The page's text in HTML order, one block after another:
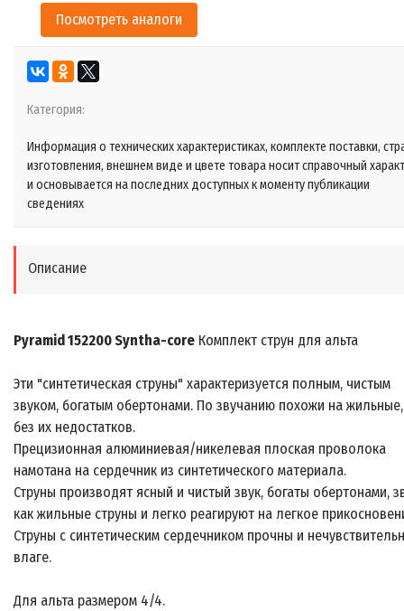
Посмотреть аналоги
Категория:
Информация о технических характеристиках, комплекте поставки,
изготовления, внешнем виде и цвете товара носит справочный
и основывается на последних доступных к моменту публикации
сведениях
Описание
Pyramid 152200 Syntha-core Комплект струн для альта
Эти "синтетическая струны" характеризуется полным, чистым
звуком, богатым обертонами. По звучанию похожи на
без их недостатков.
Прецизионная алюминиевая/никелевая плоская проволока
намотана на сердечник из синтетического материала.
Струны производят ясный и чистый звук, богаты обертонами,
как жильные струны и легко реагируют на легкое
Струны с синтетическим сердечником прочны и
влаге.
Для альта размером 4/4.